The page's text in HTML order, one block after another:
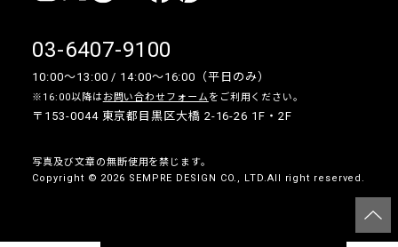
03-6407-9100
10:00〜13:00 / 14:00〜16:00（平日のみ）
※16:00以降は お問い合わせフォームをご利用ください。
〒153-0044 東京都目黒区大橋 2-16-26 1F・2F
写真及び文章の無断使用を禁じます。
Copyright © 2026 SEMPRE DESIGN CO., LTD.All right reserved.